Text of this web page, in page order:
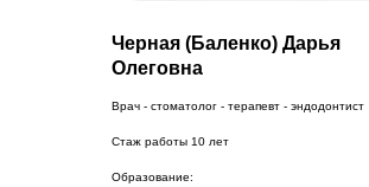
Черная (Баленко) Дарья
Олеговна
Врач - стоматолог - терапевт - эндодонтист
Стаж работы 10 лет
Образование: